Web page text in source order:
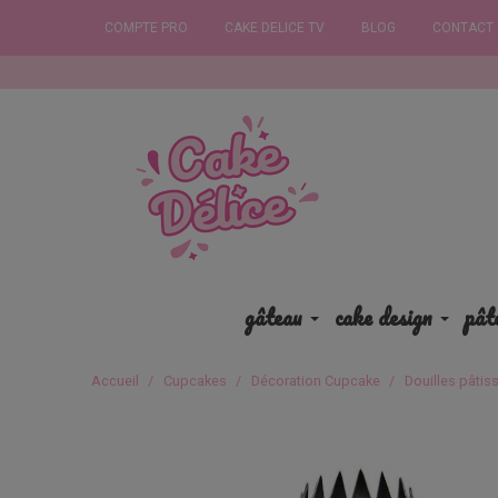
COMPTE PRO CAKE DELICE TV BLOG CONTACT
gâteau cake design
Accueil Cupcakes Décoration Cupcake Douilles